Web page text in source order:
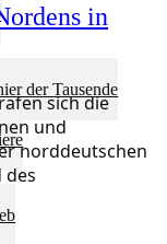
der Tausende
in
sich die
und
norddeutschen
des